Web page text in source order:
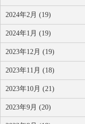
2024年2月 (19)
2024年1月 (19)
2023年12月 (19)
2023年11月 (18)
2023年10月 (21)
2023年9月 (20)